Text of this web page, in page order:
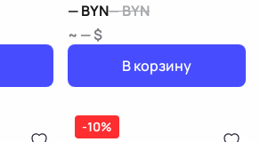
—BYN—BYN
~ — $
В корзину
-10%